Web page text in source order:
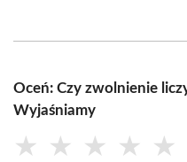
Oceń: Czy zwolnienie
Wyjaśniamy
★ ★ ★ ★ ★